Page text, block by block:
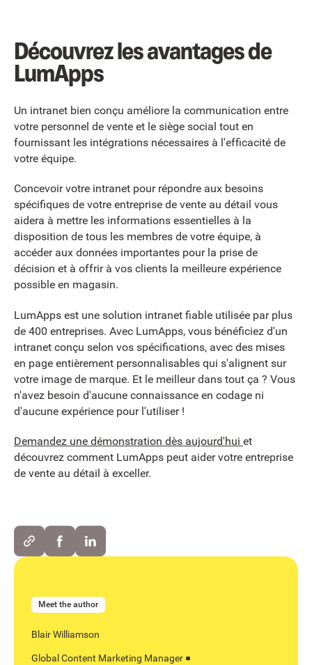
Découvrez les avantages de
LumApps
Un intranet bien conçu améliore la communication entre
votre personnel de vente et le siège social tout en
fournissant les intégrations nécessaires à l'efficacité de
votre équipe.
Concevoir votre intranet pour répondre aux besoins
spécifiques de votre entreprise de vente au détail vous
aidera à mettre les informations essentielles à la
disposition de tous les membres de votre équipe, à
accéder aux données importantes pour la prise de
décision et à offrir à vos clients la meilleure expérience
possible en magasin.
LumApps est une solution intranet fiable utilisée par plus
de 400 entreprises. Avec LumApps, vous bénéficiez d'un
intranet conçu selon vos spécifications, avec des mises
en page entièrement personnalisables qui s'alignent sur
votre image de marque. Et le meilleur dans tout ça ? Vous
n'avez besoin d'aucune connaissance en codage ni
d'aucune expérience pour l'utiliser !
Demandez une démonstration dès aujourd'hui et
découvrez comment LumApps peut aider votre entreprise
de vente au détail à exceller.
Meet the author
Blair Williamson
Global Content Marketing Manager